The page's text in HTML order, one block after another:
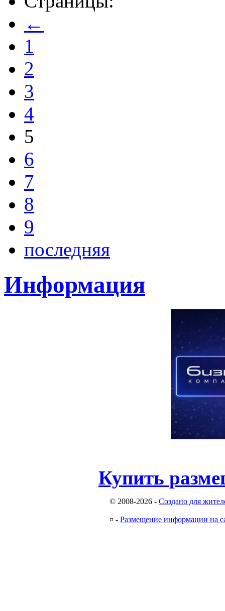
←
1
2
3
4
5
6
7
8
9
последняя
Информация
Купить
© 2008-2026 - Создано для
¤ - Размещение информации на